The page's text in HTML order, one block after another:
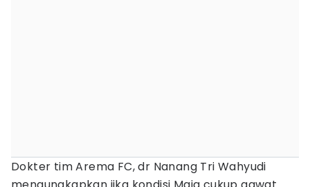
Dokter tim Arema FC, dr Nanang Tri Wahyudi